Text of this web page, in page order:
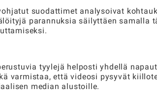
suodattimet analysoivat
parannuksia säilyttäen samalla
tyylejä helposti yhdellä
varmistaa, että videosi pysyvät
median alustoille.